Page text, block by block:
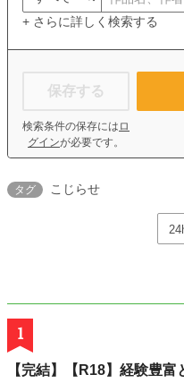
+ さらに詳しく検索する
保存する
検索条件の保存には ロ
グインが必要です。
タグ こじらせ
1
【完結】【R18】経験豊